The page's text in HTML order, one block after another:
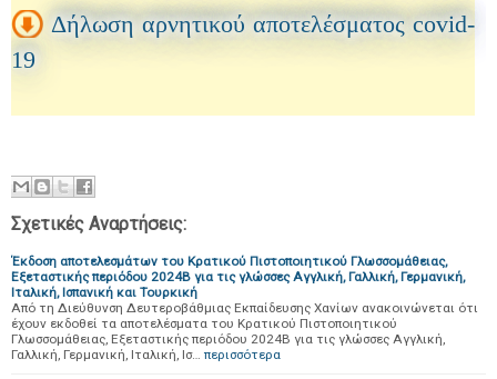
Δήλωση αρνητικού αποτελέσματος covid-
19
Σχετικές Αναρτήσεις:
Έκδοση αποτελεσμάτων του Κρατικού Πιστοποιητικού Γλωσσομάθειας,
Εξεταστικής περιόδου 2024Β για τις γλώσσες Αγγλική, Γαλλική, Γερμανική,
Ιταλική, Ισπανική και Τουρκική
Από τη Διεύθυνση Δευτεροβάθμιας Εκπαίδευσης Χανίων ανακοινώνεται ότι
έχουν εκδοθεί τα αποτελέσματα του Κρατικού Πιστοποιητικού
Γλωσσομάθειας, Εξεταστικής περιόδου 2024Β για τις γλώσσες Αγγλική,
Γαλλική, Γερμανική, Ιταλική, Ισ… περισσότερα